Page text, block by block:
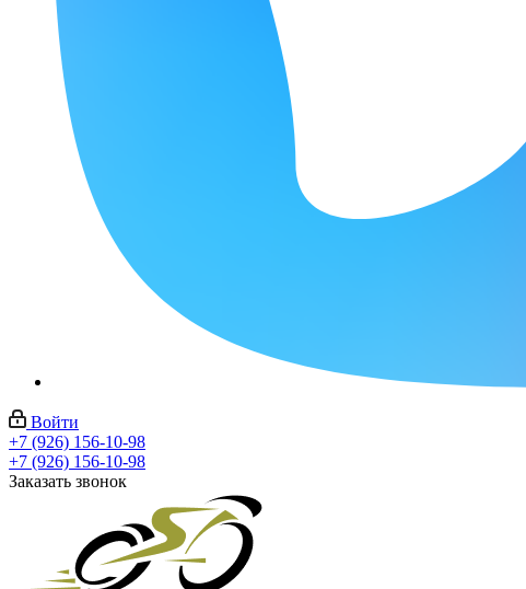
Войти
+7 (926) 156-10-98
+7 (926) 156-10-98
Заказать звонок